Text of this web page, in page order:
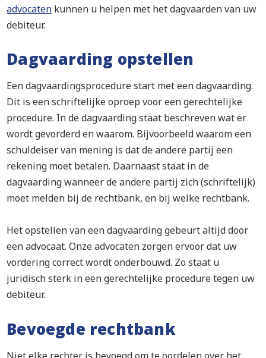
advocaten kunnen u helpen met het dagvaarden van uw
debiteur.
Dagvaarding opstellen
Een dagvaardingsprocedure start met een dagvaarding.
Dit is een schriftelijke oproep voor een gerechtelijke
procedure. In de dagvaarding staat beschreven wat er
wordt gevorderd en waarom. Bijvoorbeeld waarom een
schuldeiser van mening is dat de andere partij een
rekening moet betalen. Daarnaast staat in de
dagvaarding wanneer de andere partij zich (schriftelijk)
moet melden bij de rechtbank, en bij welke rechtbank.
Het opstellen van een dagvaarding gebeurt altijd door
een advocaat. Onze advocaten zorgen ervoor dat uw
vordering correct wordt onderbouwd. Zo staat u
juridisch sterk in een gerechtelijke procedure tegen uw
debiteur.
Bevoegde rechtbank
Niet elke rechter is bevoegd om te oordelen over het